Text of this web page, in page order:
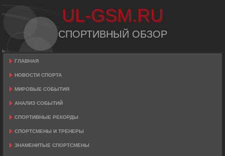
UL-GSM.RU
СПОРТИВНЫЙ ОБЗОР
ГЛАВНАЯ
НОВОСТИ СПОРТА
МИРОВЫЕ СОБЫТИЯ
АНАЛИЗ СОБЫТИЙ
СПОРТИВНЫЕ РЕКОРДЫ
СПОРТСМЕНЫ И ТРЕНЕРЫ
ЗНАМЕНИТЫЕ СПОРТСМЕНЫ